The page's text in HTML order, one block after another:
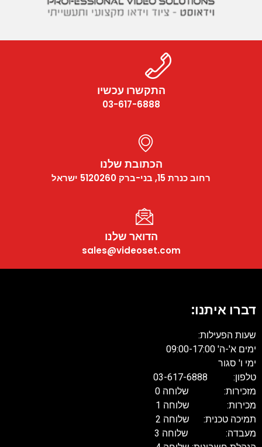
התקשרו עכשיו
03-617-6888
הכתובת שלנו
רחוב כנרת 15, בני-ברק 5120260 ישראל
הדואר שלנו
sales@videoset.com
דברו איתנו:
שעות הפעילות:
ימים א'-ה' 09:00-17:00
ימי ו' סגור
טלפון: 03-617-6888
מזכירות: שלוחה 0
מכירות: שלוחה 1
תמיכה טכנית: שלוחה 2
מעבדה: שלוחה 3